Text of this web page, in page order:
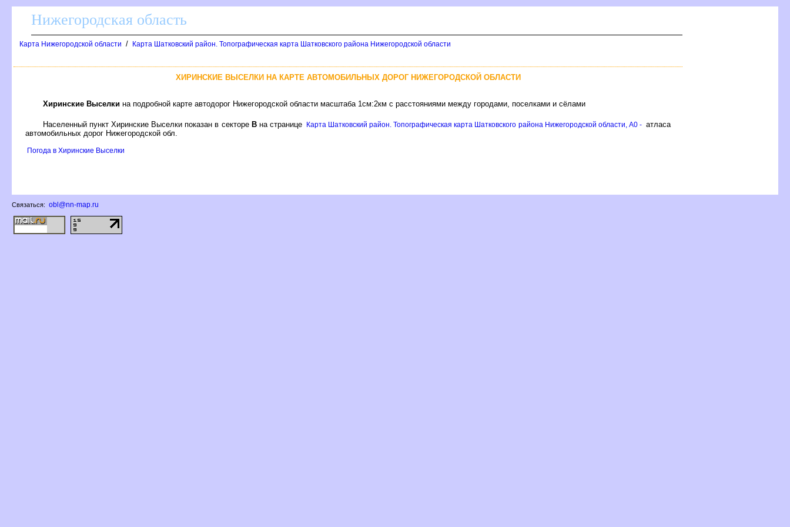
Нижегородская область
Карта Нижегородской области / Карта Шатковский район. Топографическая карта Шатковского района Нижегородской области
ХИРИНСКИЕ ВЫСЕЛКИ НА КАРТЕ АВТОМОБИЛЬНЫХ ДОРОГ НИЖЕГОРОДСКОЙ ОБЛАСТИ
Хиринские Выселки на подробной карте автодорог Нижегородской области масштаба 1см:2км с расстояниями между городами, поселками и сёлами
Населенный пункт Хиринские Выселки показан в секторе на странице Карта Шатковский район. Топографическая карта Шатковского района Нижегородской области, A0 - атласа
автомобильных дорог Нижегородской обл.
Погода в Хиринские Выселки
Связаться: obl@nn-map.ru